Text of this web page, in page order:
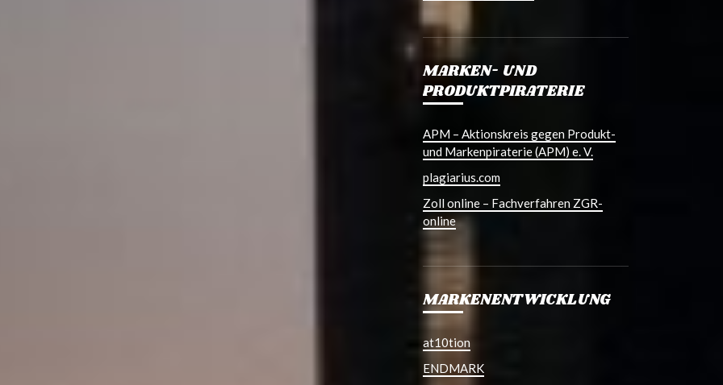
MARKEN- UND
PRODUKTPIRATERIE
APM – Aktionskreis gegen Produkt-
und Markenpiraterie (APM) e. V.
plagiarius.com
Zoll online – Fachverfahren ZGR-
online
MARKENENTWICKLUNG
at10tion
ENDMARK